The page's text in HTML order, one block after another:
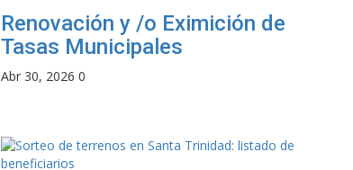
Renovación y /o Eximición de
Tasas Municipales
Abr 30, 2026 0